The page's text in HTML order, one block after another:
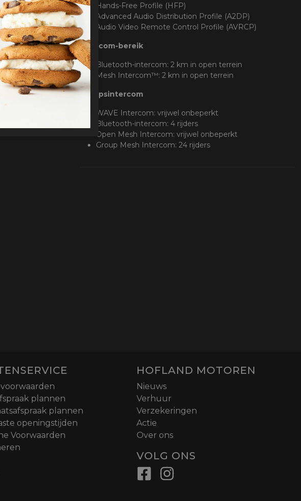
Hands-Free Profile (HFP)
Advanced Audio Distribution Profile (A2DP)
Audio Video Remote Control Profile (AVRCP)
Intercom-bereik
Bluetooth-intercom: 2 km in open terrein
Mesh Intercom™: 2 km in open terrein
Groepsintercom
WAVE Intercom: vrijwel onbeperkt
Bluetooth-intercom: 4 rijders
Open Mesh Intercom: vrijwel onbeperkt
Group Mesh Intercom: 24 rijders
plannen
plannen
openingstijden
Voorwaarden
HOFLAND MOTOREN
Nieuws
Verhuur
Verzekeringen
Actie
Over ons
VOLG ONS